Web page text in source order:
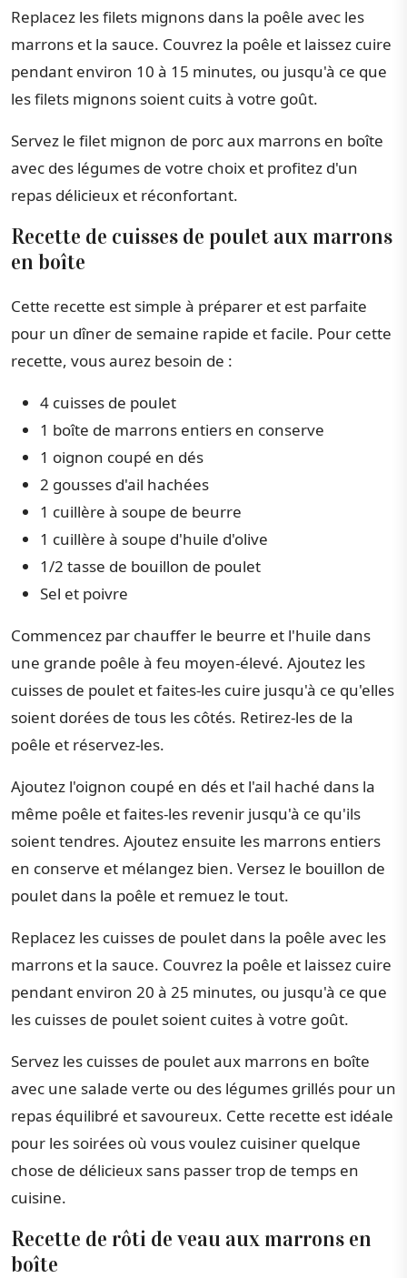
Replacez les filets mignons dans la poêle avec les
marrons et la sauce. Couvrez la poêle et laissez cuire
pendant environ 10 à 15 minutes, ou jusqu'à ce que
les filets mignons soient cuits à votre goût.
Servez le filet mignon de porc aux marrons en boîte
avec des légumes de votre choix et profitez d'un
repas délicieux et réconfortant.
Recette de cuisses de poulet aux marrons
en boîte
Cette recette est simple à préparer et est parfaite
pour un dîner de semaine rapide et facile. Pour cette
recette, vous aurez besoin de :
4 cuisses de poulet
1 boîte de marrons entiers en conserve
1 oignon coupé en dés
2 gousses d'ail hachées
1 cuillère à soupe de beurre
1 cuillère à soupe d'huile d'olive
1/2 tasse de bouillon de poulet
Sel et poivre
Commencez par chauffer le beurre et l'huile dans
une grande poêle à feu moyen-élevé. Ajoutez les
cuisses de poulet et faites-les cuire jusqu'à ce qu'elles
soient dorées de tous les côtés. Retirez-les de la
poêle et réservez-les.
Ajoutez l'oignon coupé en dés et l'ail haché dans la
même poêle et faites-les revenir jusqu'à ce qu'ils
soient tendres. Ajoutez ensuite les marrons entiers
en conserve et mélangez bien. Versez le bouillon de
poulet dans la poêle et remuez le tout.
Replacez les cuisses de poulet dans la poêle avec les
marrons et la sauce. Couvrez la poêle et laissez cuire
pendant environ 20 à 25 minutes, ou jusqu'à ce que
les cuisses de poulet soient cuites à votre goût.
Servez les cuisses de poulet aux marrons en boîte
avec une salade verte ou des légumes grillés pour un
repas équilibré et savoureux. Cette recette est idéale
pour les soirées où vous voulez cuisiner quelque
chose de délicieux sans passer trop de temps en
cuisine.
Recette de rôti de veau aux marrons en
boîte